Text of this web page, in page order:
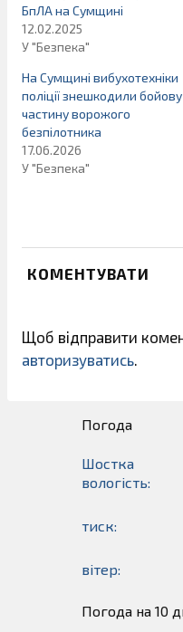
БпЛА на Сумщині
12.02.2025
У "Безпека"
На Сумщині вибухотехніки
поліції знешкодили бойову
частину ворожого
безпілотника
17.06.2026
У "Безпека"
КОМЕНТУВАТИ
Щоб відправити
авторизуватись
Погода
Шостка
вологість:
тиск:
вітер:
Погода на 10